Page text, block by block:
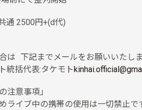
通 2500円+(d代)
は 下記までメールをお願いいたしま
統括代表:タケモト
注意事項」
ライブ中の携帯の使用は一切禁止で